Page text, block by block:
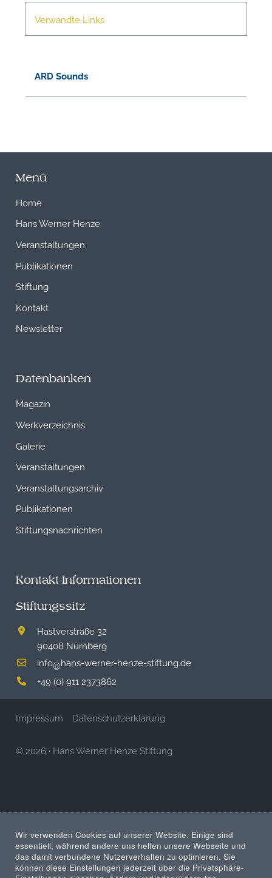
Verwandte Links
ARD Sounds
Menü
Home
Hans Werner Henze
Veranstaltungen
Publikationen
Stiftung
Kontakt
Newsletter
Datenbanken
Magazin
Werkverzeichnis
Galerie
Veranstaltungen
Veranstaltungsarchiv
Publikationen
Stiftungsnachrichten
Kontakt-Informationen
Stiftungssitz
Hastverstraße 32
90408 Nürnberg
info@hans-werner-henze-stiftung.de
+49 (0) 911 2373862
Impressum Datenschutzerklärung
© 2026 · Hans Werner Henze Stiftung
Wir verwenden Cookies auf unserer Website. Einige sind
essentiell, während andere uns helfen unsere Webseite und
das damit verbundene Nutzerverhalten zu optimieren. Sie
können diese Einstellungen jederzeit über die Privatsphäre-